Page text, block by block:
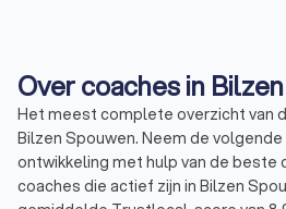
Over coaches in
Het meest complete overzicht van
Bilzen Spouwen. Neem de
ontwikkeling met hulp van de beste
coaches die actief zijn in Bilzen